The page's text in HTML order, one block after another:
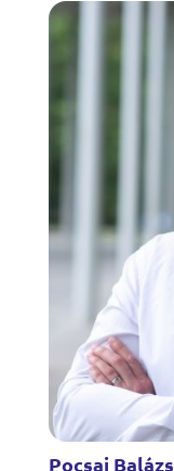
Pocsai Balázs